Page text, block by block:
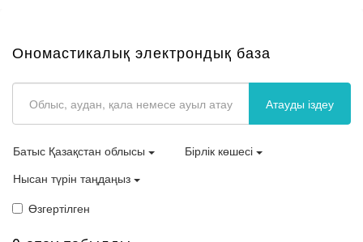
Ономастикалық электрондық база
Атауды іздеу
Батыс Қазақстан облысы
Бірлік көшесі
Нысан түрін таңдаңыз
Өзгертілген